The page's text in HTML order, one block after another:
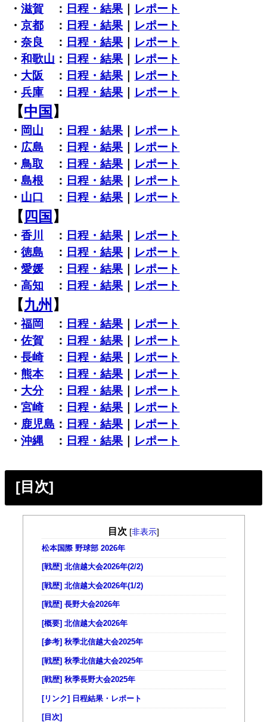
・滋賀 ： 日程・結果｜ レポート
・京都 ： 日程・結果｜ レポート
・奈良 ： 日程・結果｜ レポート
・和歌山 ： 日程・結果｜ レポート
・ 大阪 ： 日程・結果｜ レポート
・兵庫 ： 日程・結果｜ レポート
【中国 】
・ 岡山 ： 日程・結果｜ レポート
・ 広島 ： 日程・結果｜ レポート
・鳥取 ： 日程・結果｜ レポート
・島根 ： 日程・結果｜ レポート
・ 山口 ： 日程・結果｜ レポート
【 四国 】
・香川 ： 日程・結果｜ レポート
・徳島 ： 日程・結果｜ レポート
・愛媛 ： 日程・結果｜ レポート
・高知 ： 日程・結果｜ レポート
【九州 】
・福岡 ： 日程・結果｜ レポート
・佐賀 ： 日程・結果｜ レポート
・長崎： 日程・結果｜ レポート
・ 熊本： 日程・結果｜ レポート
・ 大分： 日程・結果｜ レポート
・宮崎： 日程・結果｜ レポート
・ 鹿児島 ： 日程・結果｜ レポート
・沖縄 ： 日程・結果｜ レポート
[目次]
目次 [非表示]
松本国際 野球部 2026年
[戦歴] 北信越大会2026年(2/2)
[戦歴] 北信越大会2026年(1/2)
[戦歴] 長野大会2026年
[概要] 北信越大会2026年
[参考] 秋季北信越大会2025年
[戦歴] 秋季北信越大会2025年
[戦歴] 秋季長野大会2025年
[リンク] 日程結果・レポート
[目次]